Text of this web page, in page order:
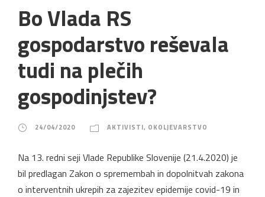
Bo Vlada RS
gospodarstvo reševala
tudi na plečih
gospodinjstev?
24/04/2020 AKTIVISTI, OKOLJEVARSTVO
Na 13. redni seji Vlade Republike Slovenije (21.4.2020) je
bil predlagan Zakon o spremembah in dopolnitvah zakona
o interventnih ukrepih za zajezitev epidemije covid-19 in